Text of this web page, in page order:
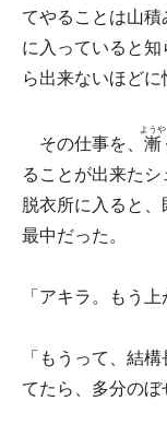
てやることは山
に入っていると
ら出来ないほどに
その仕事を、 漸
ようや
ることが出来た
脱衣所に入ると
最中だった。
「アキラ。もう
「もうって、結
てたら、多分のぼ